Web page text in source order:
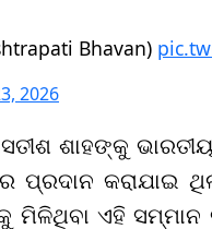
Bhavan)
2026
ଶାହଙ୍କୁ
ପ୍ରଦାନ କରାଯାଇ
ମିଳିଥିବା ଏହି